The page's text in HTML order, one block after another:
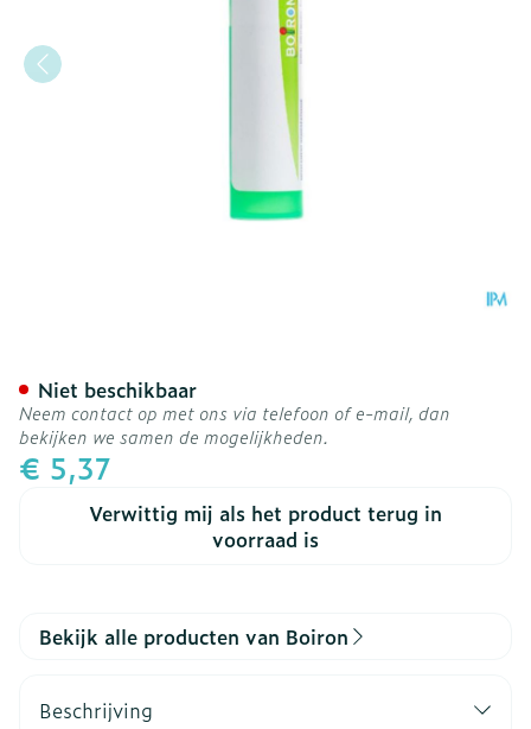
€ 5,37
Verwittig mij als het product terug in
voorraad is
Niet beschikbaar
Neem contact op met ons via telefoon of e-mail, dan
bekijken we samen de mogelijkheden.
Bekijk alle producten van Boiron
Beschrijving